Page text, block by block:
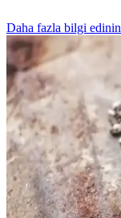
Daha fazla bilgi edinin